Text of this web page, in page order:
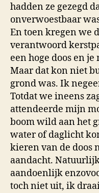
hadden ze gezegd
onverwoestbaar
En toen kregen we
verantwoord
een hoge doos en
Maar dat kon niet
grond was. Ik
Totdat we ineens
attendeerde mijn
boom wild aan het
water of daglicht
kieren van de doos
aandacht.
aandoenlijk
toch niet uit, ik